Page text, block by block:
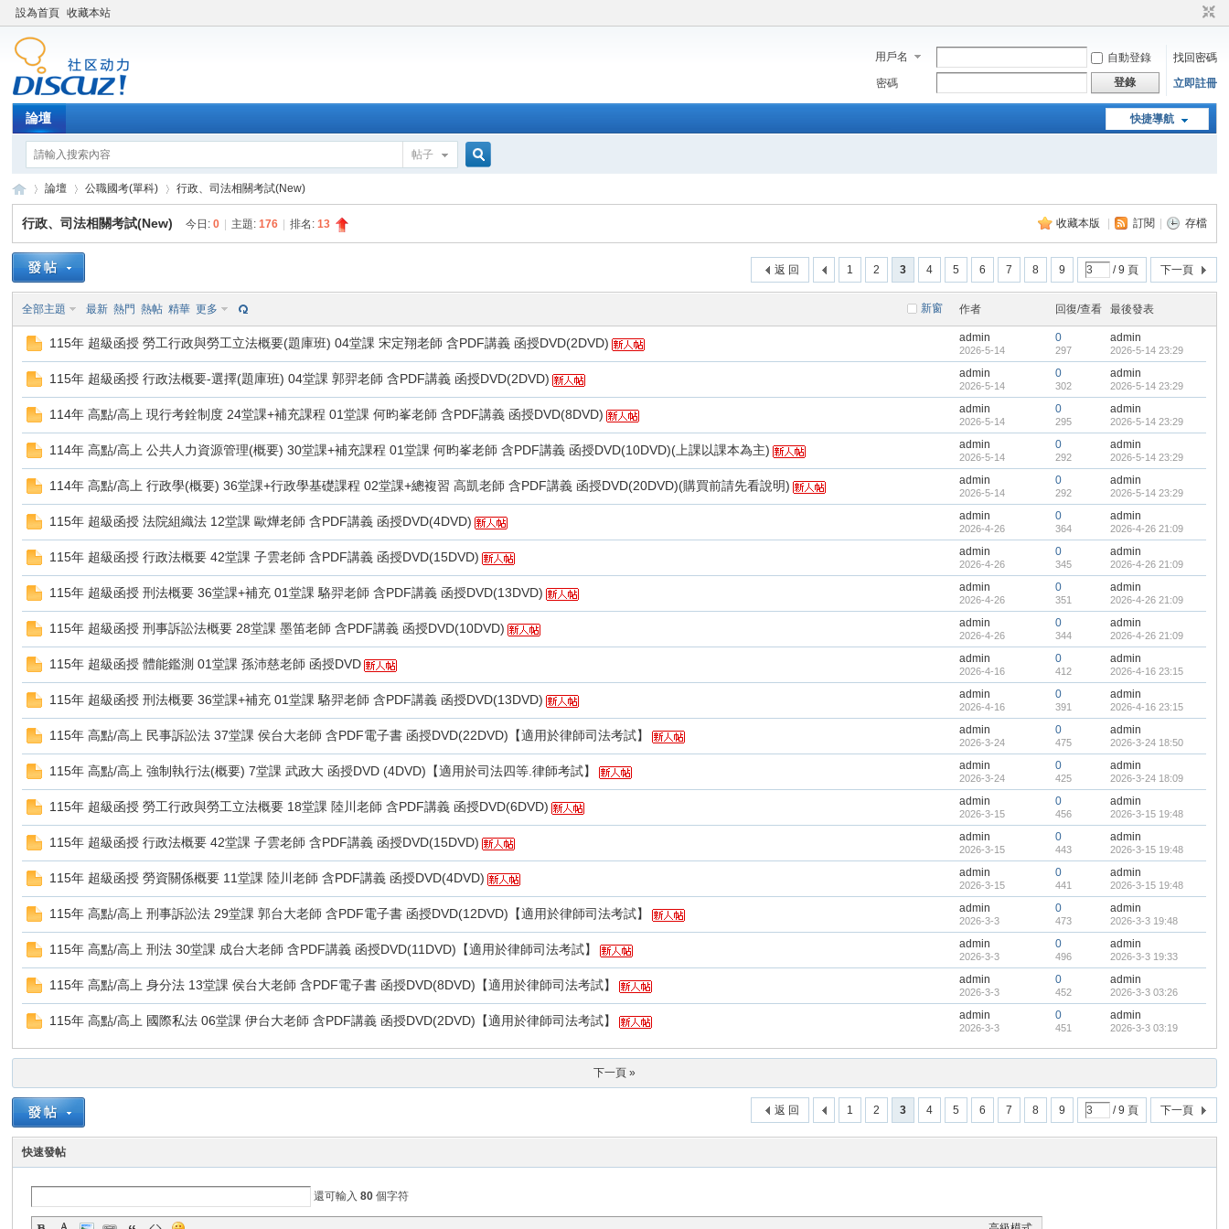
設為首頁 收藏本站
用戶名 自動登錄
找回密碼
密碼
登錄 立即註冊
快捷導航
論壇
帖子
XY»
論壇
›
公職國考(單科) 行政、司法相關考試(New)
收藏本版 訂閱 存檔
行政、司法相關考試(New) 今日:0 主題:176 排名:13
1 2 3 4 5 6 7 8 9 / 9 頁 下一頁
返 回
新窗
全部主題 最新 熱門 熱帖 精華 更多 作者 回復/查看 最後發表
115年 超級函授 勞工行政與勞工立法概要(題庫班) 04堂課 宋定翔老師 含PDF講義 函授DVD(2DVD) admin
2026-5-14
0
297
admin
2026-5-14 23:29
115年 超級函授 行政法概要-選擇(題庫班) 04堂課 郭羿老師 含PDF講義 函授DVD(2DVD) admin
2026-5-14
0
302
admin
2026-5-14 23:29
114年 高點/高上 現行考銓制度 24堂課+補充課程 01堂課 何昀峯老師 含PDF講義 函授DVD(8DVD) admin
2026-5-14
0
295
admin
2026-5-14 23:29
114年 高點/高上 公共人力資源管理(概要) 30堂課+補充課程 01堂課 何昀峯老師 含PDF講義 函授DVD(10DVD)(上課以課本為主) admin
2026-5-14
0
292
admin
2026-5-14 23:29
114年 高點/高上 行政學(概要) 36堂課+行政學基礎課程 02堂課+總複習 高凱老師 含PDF講義 函授DVD(20DVD)(購買前請先看說明) admin
2026-5-14
0
292
admin
2026-5-14 23:29
115年 超級函授 法院組織法 12堂課 歐燁老師 含PDF講義 函授DVD(4DVD) admin
2026-4-26
0
364
admin
2026-4-26 21:09
115年 超級函授 行政法概要 42堂課 子雲老師 含PDF講義 函授DVD(15DVD) admin
2026-4-26
0
345
admin
2026-4-26 21:09
115年 超級函授 刑法概要 36堂課+補充 01堂課 駱羿老師 含PDF講義 函授DVD(13DVD) admin
2026-4-26
0
351
admin
2026-4-26 21:09
115年 超級函授 刑事訴訟法概要 28堂課 墨笛老師 含PDF講義 函授DVD(10DVD) admin
2026-4-26
0
344
admin
2026-4-26 21:09
115年 超級函授 體能鑑測 01堂課 孫沛慈老師 函授DVD admin
2026-4-16
0
412
admin
2026-4-16 23:15
115年 超級函授 刑法概要 36堂課+補充 01堂課 駱羿老師 含PDF講義 函授DVD(13DVD) admin
2026-4-16
0
391
admin
2026-4-16 23:15
115年 高點/高上 民事訴訟法 37堂課 侯台大老師 含PDF電子書 函授DVD(22DVD)【適用於律師司法考試】 admin
2026-3-24
0
475
admin
2026-3-24 18:50
115年 高點/高上 強制執行法(概要) 7堂課 武政大 函授DVD (4DVD)【適用於司法四等.律師考試】 admin
2026-3-24
0
425
admin
2026-3-24 18:09
115年 超級函授 勞工行政與勞工立法概要 18堂課 陸川老師 含PDF講義 函授DVD(6DVD) admin
2026-3-15
0
456
admin
2026-3-15 19:48
115年 超級函授 行政法概要 42堂課 子雲老師 含PDF講義 函授DVD(15DVD) admin
2026-3-15
0
443
admin
2026-3-15 19:48
115年 超級函授 勞資關係概要 11堂課 陸川老師 含PDF講義 函授DVD(4DVD) admin
2026-3-15
0
441
admin
2026-3-15 19:48
115年 高點/高上 刑事訴訟法 29堂課 郭台大老師 含PDF電子書 函授DVD(12DVD)【適用於律師司法考試】 admin
2026-3-3
0
473
admin
2026-3-3 19:48
115年 高點/高上 刑法 30堂課 成台大老師 含PDF講義 函授DVD(11DVD)【適用於律師司法考試】 admin
2026-3-3
0
496
admin
2026-3-3 19:33
115年 高點/高上 身分法 13堂課 侯台大老師 含PDF電子書 函授DVD(8DVD)【適用於律師司法考試】 admin
2026-3-3
0
452
admin
2026-3-3 03:26
115年 高點/高上 國際私法 06堂課 伊台大老師 含PDF講義 函授DVD(2DVD)【適用於律師司法考試】 admin
2026-3-3
0
451
admin
2026-3-3 03:19
下一頁 »
1 2 3 4 5 6 7 8 9 / 9 頁 下一頁
返 回
快速發帖
還可輸入80 個字符